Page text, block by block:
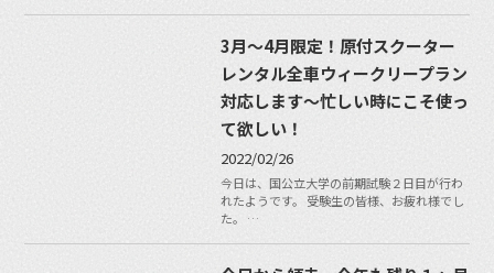
3月〜4月限定！原付スクーター
レンタル全車ウィークリープラン
対応します〜忙しい時にこそ使っ
て欲しい！
2022/02/26
今日は、国公立大学の前期試験２日目が行わ
れたようです。 受験生の皆様、お疲れ様でし
た。 …